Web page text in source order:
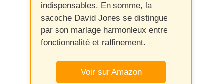
indispensables. En somme, la
sacoche David Jones se distingue
par son mariage harmonieux entre
fonctionnalité et raffinement.
Voir sur Amazon